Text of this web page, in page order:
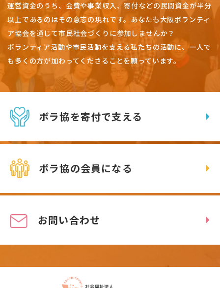
運営資金のうち、会費や事業収入、寄付などの民間資金が半分
以上であるのはその意志の現れです。 あなたも大阪ボランティ
ア協会を通じて市民社会づくりに参加しませんか？
ボランティア活動や市民活動を支える私たちの活動に、一人で
も多くの方が加わってくださることを願っています。
ボラ協を寄付で支える
ボラ協の会員になる
お問い合わせ